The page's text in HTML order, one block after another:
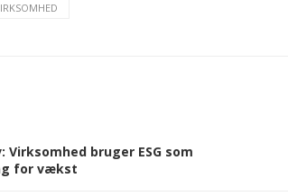
bruger ESG som
for vækst